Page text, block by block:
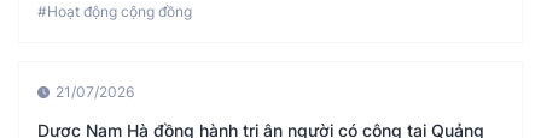
#Hoạt động cộng đồng
21/07/2026
Dược Nam Hà đồng hành tri ân người có công tại Quảng